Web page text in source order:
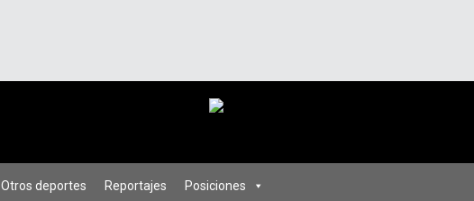
Otros deportes Reportajes Posiciones